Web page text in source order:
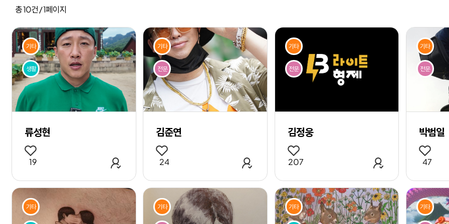
총10건 /1페이지
기타
생활
류성현
19 관심 작가 추가
기타
전문
김준연
24 관심 작가 추가
기타
전문
김정웅
207 관심 작가 추가
기타
전문
박범일
47
기타 기타 기타 기타